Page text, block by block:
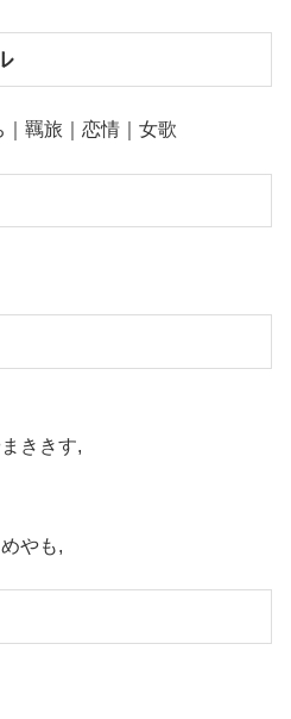
羈旅｜恋情｜女歌
ききす,
やも,